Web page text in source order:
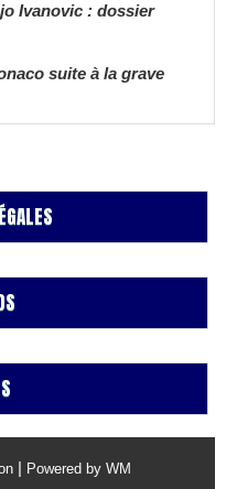
Ivanovic : dossier
suite à la grave
| Powered by WM